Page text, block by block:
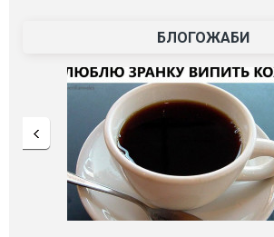
БЛОГОЖАБИ